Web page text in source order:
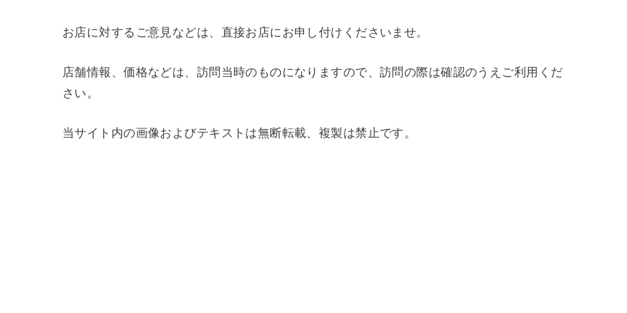
お店に対するご意見などは、直接お店にお申し付けくださいませ。
店舗情報、価格などは、訪問当時のものになりますので、訪問の際は確認のうえご利用くだ
さい。
当サイト内の画像およびテキストは無断転載、複製は禁止です。